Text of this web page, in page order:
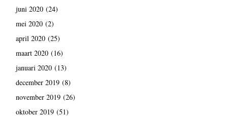
juni 2020(24)
mei 2020(2)
april 2020(25)
maart 2020(16)
januari 2020(13)
december 2019(8)
november 2019(26)
oktober 2019(51)